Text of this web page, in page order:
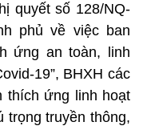
quyết số 128/NQ-
phủ về việc ban
ứng an toàn, linh
19”, BHXH các
thích ứng linh hoạt
truyền thông,